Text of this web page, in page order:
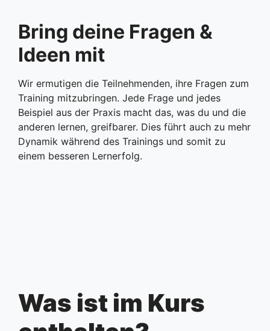
Bring deine Fragen &
Ideen mit
Wir ermutigen die Teilnehmenden, ihre Fragen zum
Training mitzubringen. Jede Frage und jedes
Beispiel aus der Praxis macht das, was du und die
anderen lernen, greifbarer. Dies führt auch zu mehr
Dynamik während des Trainings und somit zu
einem besseren Lernerfolg.
Was ist im Kurs